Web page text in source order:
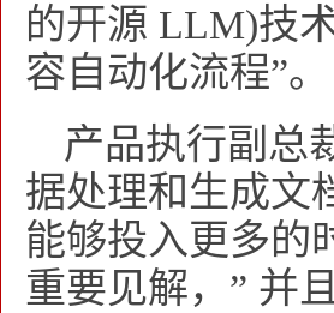
的开源 LLM)技
容自动化流程”。
产品执行副总
据处理和生成文
能够投入更多的
重要见解，” 并